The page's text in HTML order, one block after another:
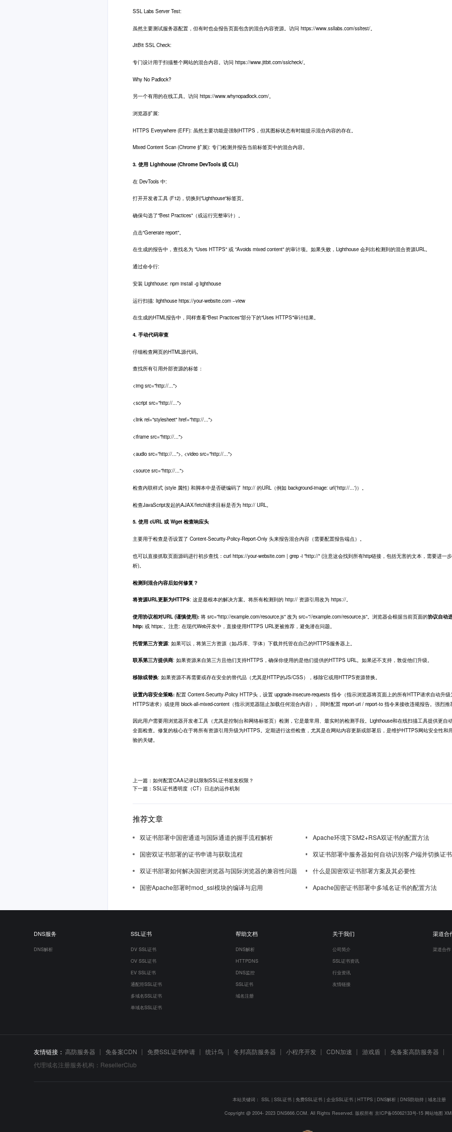
SSL Labs Server Test:
虽然主要测试服务器配置，但有时也会报告页面包含的混合内容资源。访问 https://www.ssllabs.com/ssltest/。
JitBit SSL Check:
专门设计用于扫描整个网站的混合内容。访问 https://www.jitbit.com/sslcheck/。
Why No Padlock?
另一个有用的在线工具。访问 https://www.whynopadlock.com/。
浏览器扩展:
HTTPS Everywhere (EFF): 虽然主要功能是强制HTTPS，但其图标状态有时能提示混合内容的存在。
Mixed Content Scan (Chrome 扩展): 专门检测并报告当前标签页中的混合内容。
3. 使用 Lighthouse (Chrome DevTools 或 CLI)
在 DevTools 中:
打开开发者工具 (F12)，切换到"Lighthouse"标签页。
确保勾选了"Best Practices"（或运行完整审计）。
点击"Generate report"。
在生成的报告中，查找名为 "Uses HTTPS" 或 "Avoids mixed content" 的审计项。如果失败，Lighthouse 会列出检测到的混合资源URL。
通过命令行:
安装 Lighthouse: npm install -g lighthouse
运行扫描: lighthouse https://your-website.com --view
在生成的HTML报告中，同样查看"Best Practices"部分下的"Uses HTTPS"审计结果。
4. 手动代码审查
仔细检查网页的HTML源代码。
查找所有引用外部资源的标签：
<img src="http://...">
<script src="http://...">
<link rel="stylesheet" href="http://...">
<iframe src="http://...">
<audio src="http://...">, <video src="http://...">
<source src="http://...">
检查内联样式 (style 属性) 和脚本中是否硬编码了 http:// 的URL（例如 background-image: url('http://...')）。
检查JavaScript发起的AJAX/fetch请求目标是否为 http:// URL。
5. 使用 cURL 或 Wget 检查响应头
主要用于检查是否设置了 Content-Security-Policy-Report-Only 头来报告混合内容（需要配置报告端点）。
也可以直接抓取页面源码进行初步查找：curl https://your-website.com | grep -i "http://" (注意这会找到所有http链接，包括无害的文本，需要进一
析)。
检测到混合内容后如何修复？
将资源URL更新为HTTPS: 这是最根本的解决方案。将所有检测到的 http:// 资源引用改为 https://。
使用协议相对URL (谨慎使用): 将 src="http://example.com/resource.js" 改为 src="//example.com/resource.js"。浏览器会根据当前页面的协议自动
http: 或 https:。注意: 在现代Web开发中，直接使用HTTPS URL更被推荐，避免潜在问题。
托管第三方资源: 如果可以，将第三方资源（如JS库、字体）下载并托管在自己的HTTPS服务器上。
联系第三方提供商: 如果资源来自第三方且他们支持HTTPS，确保你使用的是他们提供的HTTPS URL。如果还不支持，敦促他们升级。
移除或替换: 如果资源不再需要或存在安全的替代品（尤其是HTTP的JS/CSS），移除它或用HTTPS资源替换。
设置内容安全策略: 配置 Content-Security-Policy HTTP头，设置 upgrade-insecure-requests 指令（指示浏览器将页面上的所有HTTP请求自动升级
HTTPS请求）或使用 block-all-mixed-content（指示浏览器阻止加载任何混合内容）。同时配置 report-uri / report-to 指令来接收违规报告。强烈推
因此用户需要用浏览器开发者工具（尤其是控制台和网络标签页）检测，它是最常用、最实时的检测手段。Lighthouse和在线扫描工具提供更自
全面检查。修复的核心在于将所有资源引用升级为HTTPS。定期进行这些检查，尤其是在网站内容更新或部署后，是维护HTTPS网站安全性和
验的关键。
上一篇：如何配置CAA记录以限制SSL证书签发权限？
下一篇：SSL证书透明度（CT）日志的运作机制
推荐文章
双证书部署中国密通道与国际通道的握手流程解析 Apache环境下SM2+RSA双证书的配置方法
国密双证书部署的证书申请与获取流程
双证书部署中服务器如何自动识别客户端并切换证书
双证书部署如何解决国密浏览器与国际浏览器的兼容性问题
什么是国密双证书部署方案及其必要性
国密Apache部署时mod_ssl模块的编译与启用
Apache国密证书部署中多域名证书的配置方法
DNS服务
DNS解析
SSL证书
DV SSL证书
OV SSL证书
EV SSL证书
通配符SSL证书
多域名SSL证书
单域名SSL证书
帮助文档
DNS解析
HTTPDNS
DNS监控
SSL证书
域名注册
关于我们
公司简介
SSL证书资讯
行业资讯
友情链接
渠道合
渠道合作
友情链接： 高防服务器 免备案CDN 免费SSL证书申请 统计鸟 冬邦高防服务器 小程序开发 CDN加速 游戏盾
免备案高防服务器
代理域名注册服务机构：ResellerClub
本站关键词： SSL| SSL证书| 免费SSL证书| 企业SSL证书| HTTPS| DNS解析| DNS防劫持| 域名注册
Copyright @ 2004- 2023 DNS666.COM. All Rights Reserved. 版权所有 京ICP备05062133号-15 网站地图